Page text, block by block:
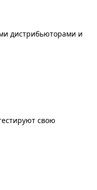
дистрибьюторами и
свою